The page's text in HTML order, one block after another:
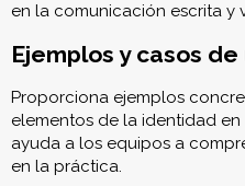
en la comunicación escrita y
Ejemplos y casos de
Proporciona ejemplos
elementos de la identidad en
ayuda a los equipos a
en la práctica.